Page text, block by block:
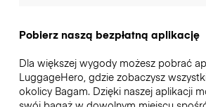
Pobierz naszą bezpłatną aplikację
Dla większej wygody możesz pobrać
LuggageHero, gdzie zobaczysz
okolicy Bagam. Dzięki naszej aplikacji